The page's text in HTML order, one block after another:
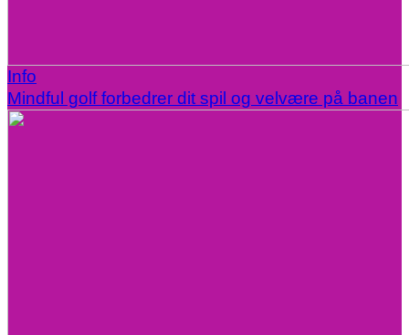
Info
Mindful golf forbedrer dit spil og velvære på banen